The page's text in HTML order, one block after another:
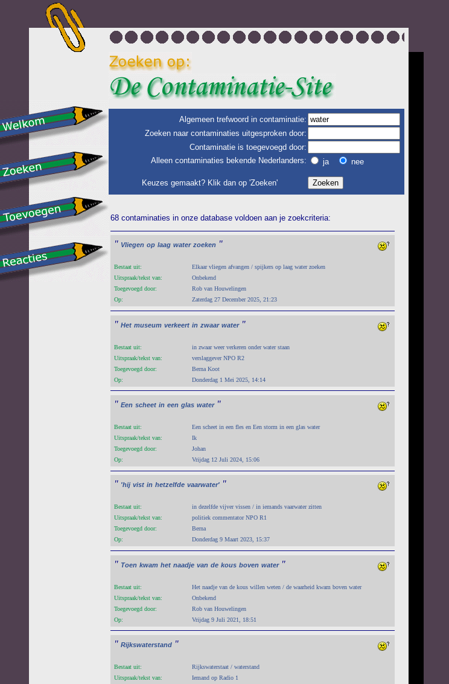
Algemeen trefwoord in contaminatie:
Zoeken naar contaminaties uitgesproken door:
Contaminatie is toegevoegd door:
Alleen contaminaties bekende Nederlanders:
ja nee
Keuzes gemaakt? Klik dan op 'Zoeken'
68 contaminaties in onze database voldoen aan je zoekcriteria:
" Vliegen op laag water zoeken "
Bestaat uit:
Elkaar vliegen afvangen / spijkers op laag water zoeken
Uitspraak/tekst van:
Onbekend
Toegevoegd door:
Rob van Houwelingen
Op:
Zaterdag 27 December 2025, 21:23
" Het museum verkeert in zwaar water "
Bestaat uit:
in zwaar weer verkeren onder water staan
Uitspraak/tekst van:
verslaggever NPO R2
Toegevoegd door:
Berna Koot
Op:
Donderdag 1 Mei 2025, 14:14
" Een scheet in een glas water "
Bestaat uit:
Een scheet in een fles en Een storm in een glas water
Uitspraak/tekst van:
Ik
Toegevoegd door:
Johan
Op:
Vrijdag 12 Juli 2024, 15:06
" 'hij vist in hetzelfde vaarwater' "
Bestaat uit:
in dezelfde vijver vissen / in iemands vaarwater zitten
Uitspraak/tekst van:
politiek commentator NPO R1
Toegevoegd door:
Berna
Op:
Donderdag 9 Maart 2023, 15:37
" Toen kwam het naadje van de kous boven water "
Bestaat uit:
Het naadje van de kous willen weten / de waarheid kwam boven water
Uitspraak/tekst van:
Onbekend
Toegevoegd door:
Rob van Houwelingen
Op:
Vrijdag 9 Juli 2021, 18:51
" Rijkswaterstand "
Bestaat uit:
Rijkswaterstaat / waterstand
Uitspraak/tekst van:
Iemand op Radio 1